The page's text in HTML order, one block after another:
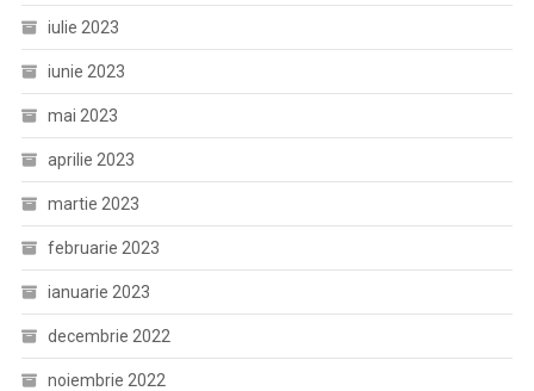
iulie 2023
iunie 2023
mai 2023
aprilie 2023
martie 2023
februarie 2023
ianuarie 2023
decembrie 2022
noiembrie 2022